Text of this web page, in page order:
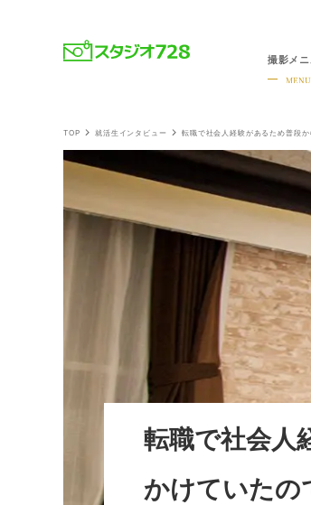
就活・婚活・各種証明写真なら全国のスタジオ728
撮影メ
MENU
TOP 就活生インタビュー 転職で社会人経験があるため普段
転職で社会人
かけていたの